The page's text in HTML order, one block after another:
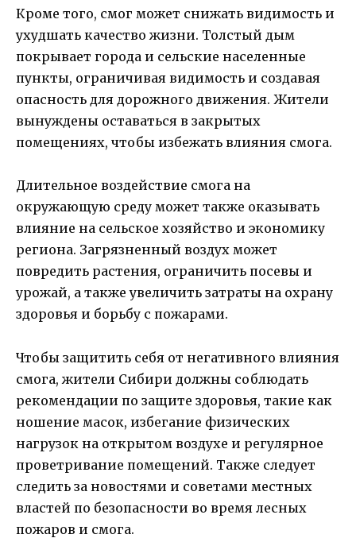
Кроме того, смог может снижать видимость и
ухудшать качество жизни. Толстый дым
покрывает города и сельские населенные
пункты, ограничивая видимость и создавая
опасность для дорожного движения. Жители
вынуждены оставаться в закрытых
помещениях, чтобы избежать влияния смога.
Длительное воздействие смога на
окружающую среду может также оказывать
влияние на сельское хозяйство и экономику
региона. Загрязненный воздух может
повредить растения, ограничить посевы и
урожай, а также увеличить затраты на охрану
здоровья и борьбу с пожарами.
Чтобы защитить себя от негативного влияния
смога, жители Сибири должны соблюдать
рекомендации по защите здоровья, такие как
ношение масок, избегание физических
нагрузок на открытом воздухе и регулярное
проветривание помещений. Также следует
следить за новостями и советами местных
властей по безопасности во время лесных
пожаров и смога.